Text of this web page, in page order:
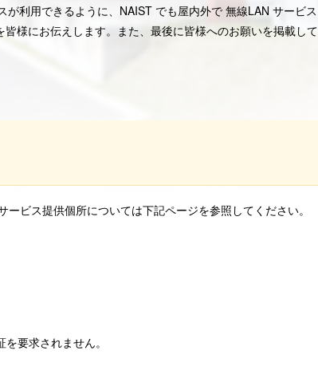
利用できるように、NAIST でも屋内外で 無線LAN サービス
様にお伝えします。また、最後に皆様へのお願いを掲載して
ビス提供個所については下記ページを参照してください。
要求されません。